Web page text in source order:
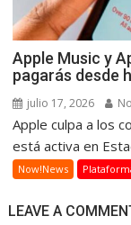
Apple Music y
pagarás desde
julio 17, 2026
Apple culpa a los
está activa en
Now!News
LEAVE A